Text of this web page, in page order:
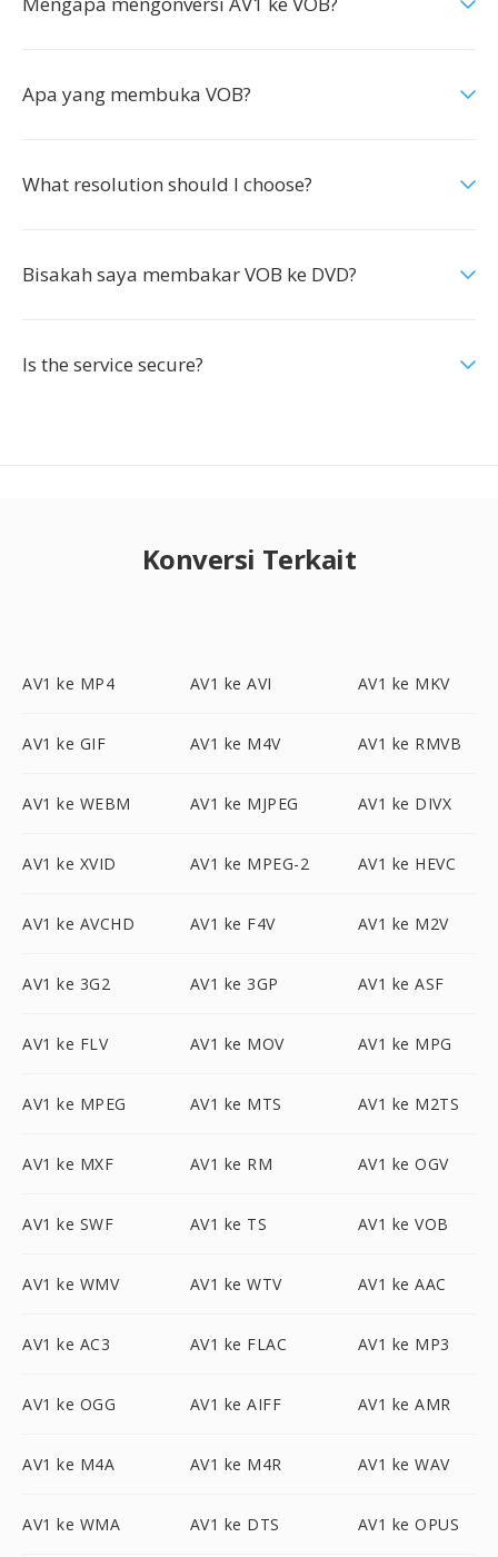
Apa yang membuka VOB?
What resolution should I choose?
Bisakah saya membakar VOB ke DVD?
Is the service secure?
Konversi Terkait
AV1 ke MP4 AV1 ke AVI AV1 ke MKV
AV1 ke GIF AV1 ke M4V AV1 ke RMVB
AV1 ke WEBM AV1 ke MJPEG AV1 ke DIVX
AV1 ke XVID AV1 ke MPEG-2 AV1 ke HEVC
AV1 ke AVCHD AV1 ke F4V AV1 ke M2V
AV1 ke 3G2 AV1 ke 3GP AV1 ke ASF
AV1 ke FLV AV1 ke MOV AV1 ke MPG
AV1 ke MPEG AV1 ke MTS AV1 ke M2TS
AV1 ke MXF AV1 ke RM AV1 ke OGV
AV1 ke SWF AV1 ke TS AV1 ke VOB
AV1 ke WMV AV1 ke WTV AV1 ke AAC
AV1 ke AC3 AV1 ke FLAC AV1 ke MP3
AV1 ke OGG AV1 ke AIFF AV1 ke AMR
AV1 ke M4A AV1 ke M4R AV1 ke WAV
AV1 ke WMA AV1 ke DTS AV1 ke OPUS